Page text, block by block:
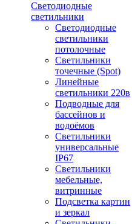
Светодиодные
светильники
Светодиодные
светильники
потолочные
Светильники
точечные (Spot)
Линейные
светильники 220в
Подводные для
бассейнов и
водоёмов
Светильники
универсальные
IP67
Светильники
мебельные,
витринные
Подсветка картин
и зеркал